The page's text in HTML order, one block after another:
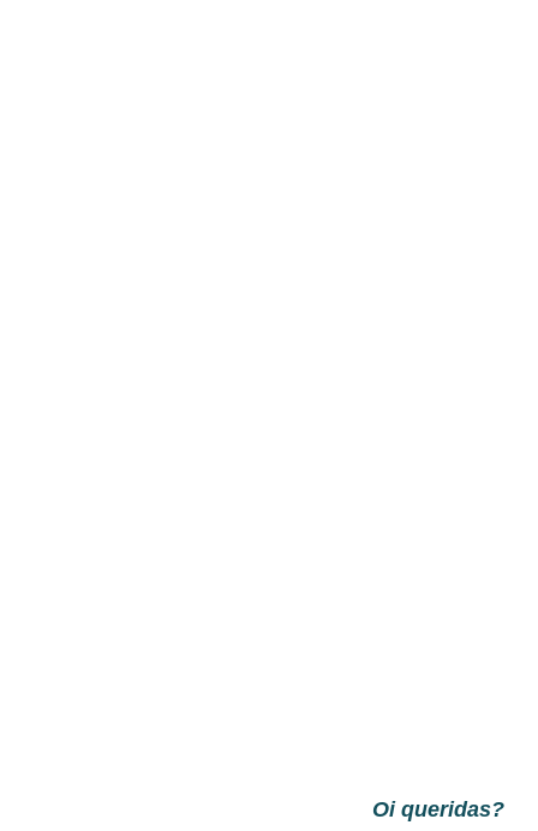
Oi queridas?